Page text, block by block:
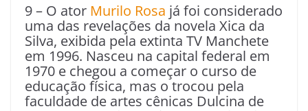
9 – O ator Murilo Rosa já foi considerado
uma das revelações da novela Xica da
Silva, exibida pela extinta TV Manchete
em 1996. Nasceu na capital federal em
1970 e chegou a começar o curso de
educação física, mas o trocou pela
faculdade de artes cênicas Dulcina de